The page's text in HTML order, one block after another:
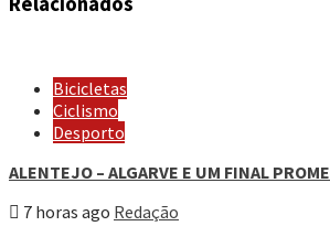
Bicicletas
Ciclismo
Desporto
ALENTEJO – ALGARVE E UM FINAL
7 horas ago Redação